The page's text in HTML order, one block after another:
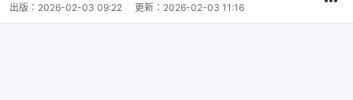
出版： 2026-02-03 09:22 更新： 2026-02-03 11:16